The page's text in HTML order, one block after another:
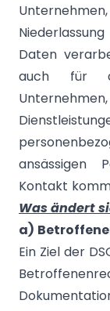
Daten
auch für
ansässigen
Kontakt
Was ändert
a)
Ein Ziel der